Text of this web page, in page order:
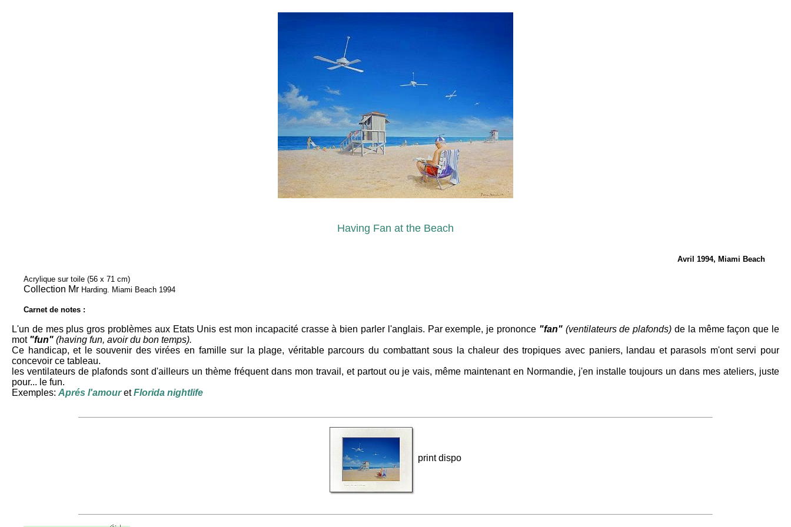
Having Fan at the Beach
Avril 1994, Miami Beach
Acrylique sur toile (56 x 71 cm)
Collection Mr Harding. Miami Beach 1994
Carnet de notes :
L'un de mes plus gros problèmes aux Etats Unis est mon incapacité crasse à bien parler l'anglais. Par exemple, je prononce "fan" (ventilateurs de plafonds) de la même façon que le
mot "fun" (having fun, avoir du bon temps).
Ce handicap, et le souvenir des virées en famille sur la plage, véritable parcours du combattant sous la chaleur des tropiques avec paniers, landau et parasols m'ont servi pour
concevoir ce tableau.
les ventilateurs de plafonds sont d'ailleurs un thème fréquent dans mon travail, et partout ou je vais, même maintenant en Normandie, j'en installe toujours un dans mes ateliers, juste
pour... le fun.
Exemples: Aprés l'amouretFlorida nightlife
print dispo